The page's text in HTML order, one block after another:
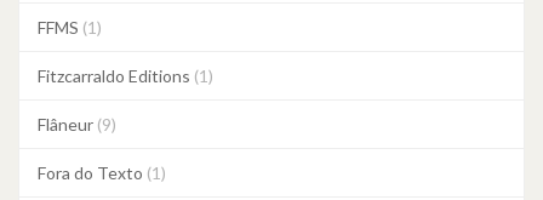
FFMS (1)
Fitzcarraldo Editions (1)
Flâneur (9)
Fora do Texto (1)